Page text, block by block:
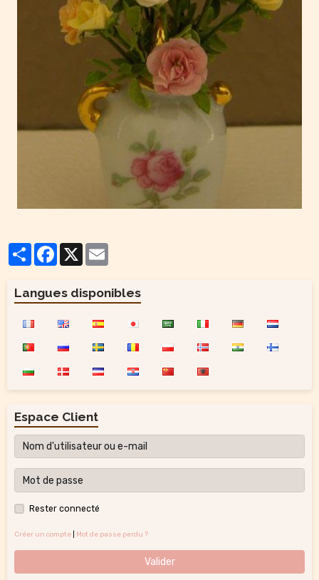
PartagerFacebook
Langues disponibles
Espace Client
Rester connecté
Créer un compte Mot de passe perdu ?
Valider